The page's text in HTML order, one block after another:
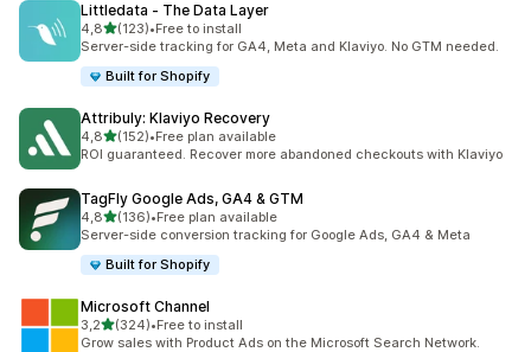
Littledata ‑ The Data Layer
4,8av 5 stjerner
(123)
Totalt 123 omtaler
•Free to install
Server-side tracking for GA4, Meta and Klaviyo. No GTM needed.
Built for Shopify
Attribuly: Klaviyo Recovery
4,8av 5 stjerner
(152)
Totalt 152 omtaler
•Free plan available
ROI guaranteed. Recover more abandoned checkouts with Klaviyo
TagFly Google Ads, GA4 & GTM
4,8av 5 stjerner
(136)
Totalt 136 omtaler
•Free plan available
Server-side conversion tracking for Google Ads, GA4 & Meta
Built for Shopify
Microsoft Channel
3,2av 5 stjerner
(324)
Totalt 324 omtaler
•Free to install
Grow sales with Product Ads on the Microsoft Search Network.